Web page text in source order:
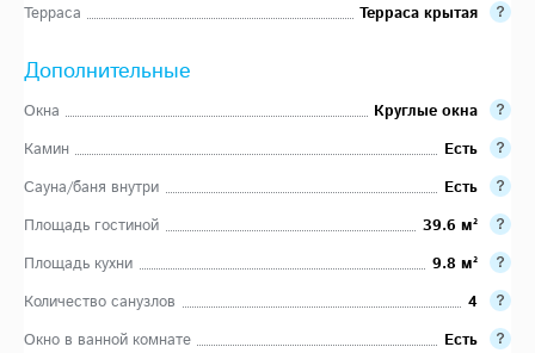
Терраса
Терраса крытая
Дополнительные
Окна
Круглые окна
Камин
Есть
Сауна/баня внутри
Есть
Площадь гостиной
39.6 м²
Площадь кухни
9.8 м²
Количество санузлов
4
Окно в ванной комнате
Есть